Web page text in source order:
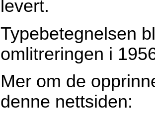
levert.
Typebetegnelsen
omlitreringen i
Mer om de
denne nettsiden: